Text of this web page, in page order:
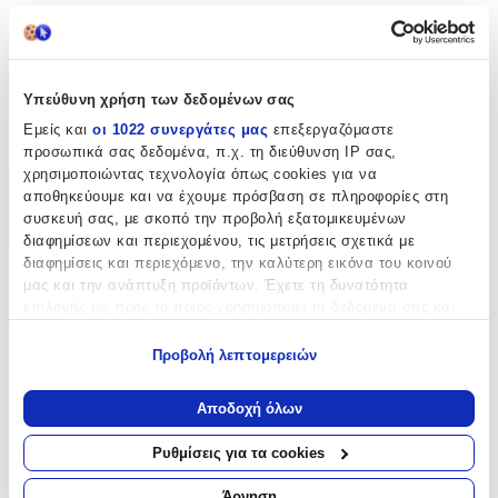
Υπεύθυνη χρήση των δεδομένων σας
Εμείς και οι 1022 συνεργάτες μας επεξεργαζόμαστε
προσωπικά σας δεδομένα, π.χ. τη διεύθυνση IP σας,
χρησιμοποιώντας τεχνολογία όπως cookies για να
αποθηκεύουμε και να έχουμε πρόσβαση σε πληροφορίες στη
συσκευή σας, με σκοπό την προβολή εξατομικευμένων
διαφημίσεων και περιεχομένου, τις μετρήσεις σχετικά με
διαφημίσεις και περιεχόμενο, την καλύτερη εικόνα του κοινού
μας και την ανάπτυξη προϊόντων. Έχετε τη δυνατότητα
Να συλλέξουμε πληροφορίες σχετικά με τη γεωγραφική
σας τοποθεσία, οι οποίες μπορεί να είναι ακριβείς σε
απόσταση μερικών μέτρων
Να αναγνωρίσουμε τη συσκευή σας σαρώνοντας ενεργά
για συγκεκριμένα χαρακτηριστικά (δακτυλικό αποτύπωμα)
Προβολή λεπτομερειών
Αποδοχή όλων
Ρυθμίσεις για τα cookies
Τύπος
Μπρελόκ
Υλικό:
Μεταλλικό
Χαρακτηριστικά
Χαρακτηριστικά
Αξιολογήσεις